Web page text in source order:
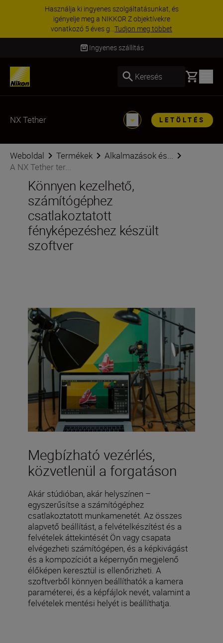
Használja ki ingyenes szolgáltatásunkat, és
igényelje meg a NIKKOR Z objektívekre
vonatkozó 5 éves g...Tudjon meg többet
Ingyenes szállítás
Keresés Basket
NX Tether LETÖLTÉS
Weboldal Termékek
Alkalmazások és...
A NX Tether ter...
Könnyen kezelhető,
számítógéphez
csatlakoztatott
fényképezéshez készült
szoftver
Megbízható vezérlés,
közvetlenül a forgatáson
Akár stúdióban, akár helyszínen –
egyszerűsítse a számítógéphez
csatlakoztatott munkamenetét. Az összes
alapvető beállítást, a felvételkészítést és a
felvételek áttekintését Ön vagy csapata
elvégezheti számítógépen, és a képkivágást
és a kompozíciót a képernyőn megjelenő
élőképen keresztül is ellenőrizheti. A
szoftverből könnyen beállíthatók a kamera
paraméterei, és a képfájlok nevét, valamint a
felvételek mentési helyét is beállíthatja.